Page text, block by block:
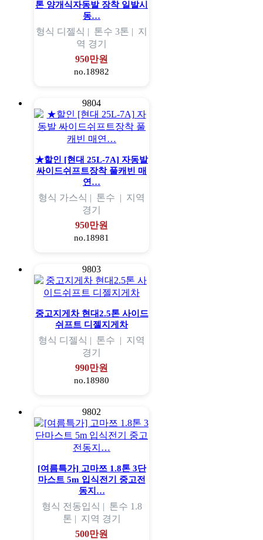
톤 양개식자동발 장착 일발시
동…
형식 디젤식 | 톤수 3톤 | 지
역 경기
950만원
no.18982
9804
★할인 [현대 25L-7A] 자동발
싸이드쉬프트장착 풀캐빈 매
연…
형식 가스식 | 톤수 | 지역
경기
950만원
no.18981
9803
중고지게차 현대2.5톤 사이드
쉬프트 디젤지게차
형식 디젤식 | 톤수 | 지역
경기
990만원
no.18980
9802
[여름특가] 고마쯔 1.8톤 3단
마스트 5m 입식전기 중고전
동지…
형식 전동입식 | 톤수 1.8
톤 | 지역 경기
500만원